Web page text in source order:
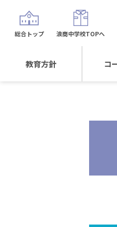
教育方針 コ
総合トップ 浪商中学校TOPへ